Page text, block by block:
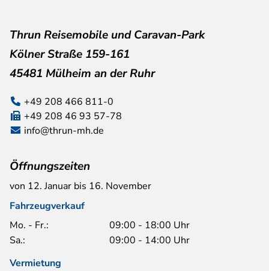
Thrun Reisemobile und Caravan-Park
Kölner Straße 159-161
45481 Mülheim an der Ruhr
+49 208 466 811-0
+49 208 46 93 57-78
info@thrun-mh.de
Öffnungszeiten
von 12. Januar bis 16. November
Fahrzeugverkauf
Mo. - Fr.:
09:00 - 18:00 Uhr
Sa.:
09:00 - 14:00 Uhr
Vermietung